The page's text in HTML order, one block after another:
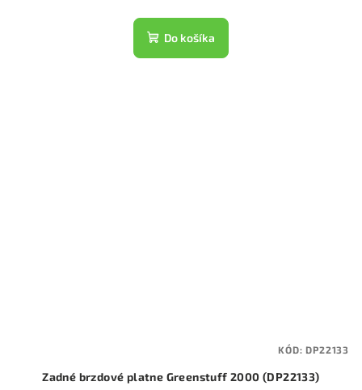
Do košíka
Zadné brzdové platne Greenstuff 2000 (DP22133)
KÓD:DP22133